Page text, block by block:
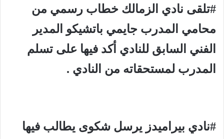
#تلقى نادي الزمالك خطاب رسمي من
محامي المدرب جايمي باتشيكو المدير
الفني السابق للنادي أكد فيها على تسلم
المدرب لمستحقاته من النادي .
#نادي بيراميدز يرسل شكوى يطالب فيها